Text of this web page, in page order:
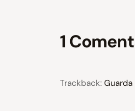
1
Trackback: